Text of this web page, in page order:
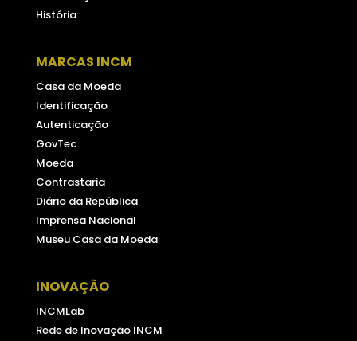
História
MARCAS INCM
Casa da Moeda
Identificação
Autenticação
GovTec
Moeda
Contrastaria
Diário da República
Imprensa Nacional
Museu Casa da Moeda
INOVAÇÃO
INCMLab
Rede de Inovação INCM